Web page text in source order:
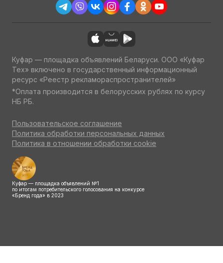
Куфар — площадка объявлений Беларуси. ООО «Куфар
Тех» включено в государственный информационный
ресурс «Реестр рекламораспространителей»
*Оплата производится в белорусских рублях по курсу
НБ РБ.
Пользовательское соглашение
Политика обработки персональных данных
Политика в отношении обработки cookie
Куфар — площадка объявлений №1
по итогам потребительского голосования на конкурсе
«Бренд года» в 2023